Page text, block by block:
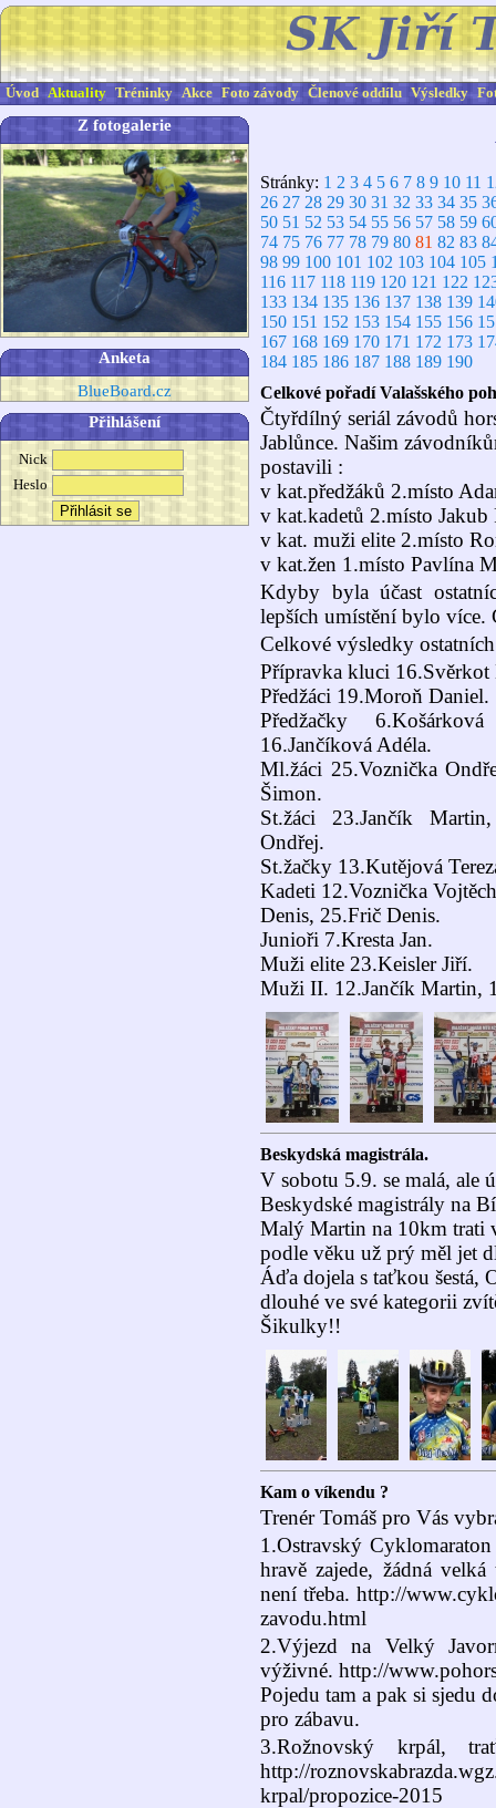
Úvod Aktuality Tréninky Akce Foto závody Členové oddílu Výsledky
Z fotogalerie
Anketa
BlueBoard.cz
Přihlášení
Nick
Heslo
Stránky: 1 2 3 4 5 6 7 8 9 10 11
26 27 28 29 30 31 32 33 34 35
50 51 52 53 54 55 56 57 58 59
74 75 76 77 78 79 80 81 82 83
98 99 100 101 102 103 104 105
116 117 118 119 120 121 122
133 134 135 136 137 138 139
150 151 152 153 154 155 156
167 168 169 170 171 172 173
184 185 186 187 188 189 190
Celkové pořadí Valašského
Čtyřdílný seriál závodů
Jablůnce. Našim
postavili :
v kat.předžáků 2.místo
v kat.kadetů 2.místo Jakub
v kat. muži elite 2.místo
v kat.žen 1.místo Pavlína
Kdyby byla účast
lepších umístění bylo více.
Celkové výsledky
Přípravka kluci 16.Svěrkot
Předžáci 19.Moroň Daniel.
Předžačky
16.Jančíková Adéla.
Ml.žáci 25.Voznička
Šimon.
St.žáci 23.Jančík
Ondřej.
St.žačky 13.Kutějová
Kadeti 12.Voznička
Denis, 25.Frič Denis.
Junioři 7.Kresta Jan.
Muži elite 23.Keisler Jiří.
Muži II. 12.Jančík Martin,
Beskydská magistrála.
V sobotu 5.9. se malá, ale
Beskydské magistrály na
Malý Martin na 10km trati
podle věku už prý měl jet
Áďa dojela s taťkou šestá,
dlouhé ve své kategorii
Šikulky!!
Kam o víkendu ?
Trenér Tomáš pro Vás
1.Ostravský
hravě zajede, žádná
není třeba. http://
zavodu.html
2.Výjezd na Velký
výživné. http://
Pojedu tam a pak si sjedu
pro zábavu.
3.Rožnovský krpál,
http://
krpal/propozice-2015